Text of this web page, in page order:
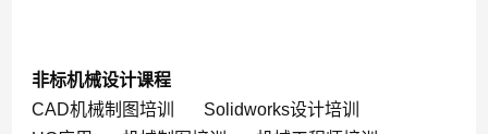
非标机械设计课程
CAD机械制图培训
Solidworks设计培训